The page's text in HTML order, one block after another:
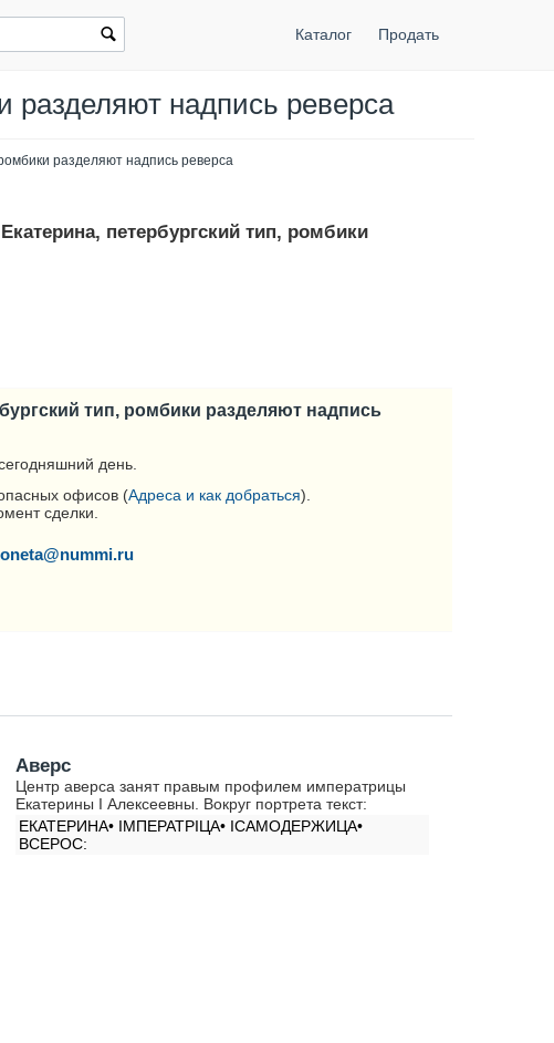
Каталог Продать
разделяют надпись реверса
разделяют надпись реверса
петербургский тип, ромбики
тип, ромбики разделяют надпись
день.
офисов (Адреса и как добраться).
сделки.
Аверс
Центр аверса занят правым профилем императрицы
Екатерины I Алексеевны. Вокруг портрета текст:
ЕКАТЕРИНА• IМПЕРАТРIЦА• IСАМОДЕРЖИЦА•
ВСЕРОС: